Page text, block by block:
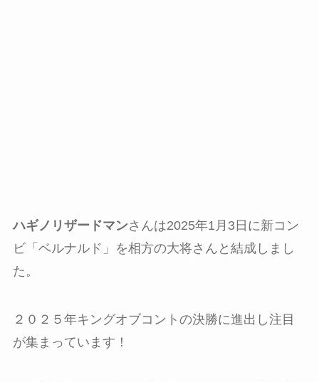
ハギノリザードマンさんは2025年1月3日に新コン
ビ「ベルナルド」を相方の大将さんと結成しまし
た。
２０２５年キングオブコントの決勝に進出し注目
が集まっています！